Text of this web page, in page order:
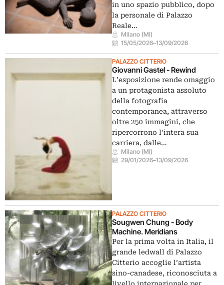
in uno spazio pubblico, dopo
la personale di Palazzo
Reale…
Milano (MI)
15/05/2026–13/09/2026
PALAZZO CITTERIO
Giovanni Gastel - Rewind
L’esposizione rende omaggio
a un protagonista assoluto
della fotografia
contemporanea, attraverso
oltre 250 immagini, che
ripercorrono l’intera sua
carriera, dalle…
Milano (MI)
29/01/2026–13/09/2026
PALAZZO CITTERIO
Sougwen Chung - Body
Machine. Meridians
Per la prima volta in Italia, il
grande ledwall di Palazzo
Citterio accoglie l’artista
sino-canadese, riconosciuta a